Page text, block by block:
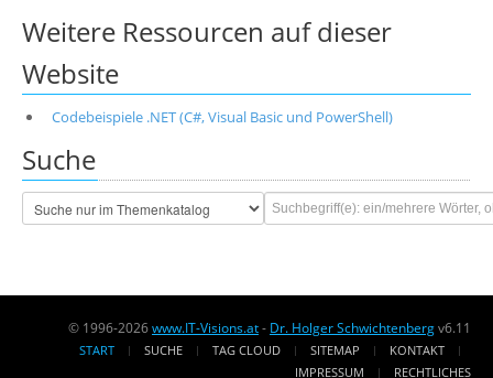
Weitere Ressourcen auf dieser
Website
Codebeispiele .NET (C#, Visual Basic und PowerShell)
Suche
© 1996-2026www.IT-Visions.at- Dr. Holger Schwichtenbergv6.11
START SUCHE TAG CLOUD SITEMAP
KONTAKT
IMPRESSUM
RECHTLICHES